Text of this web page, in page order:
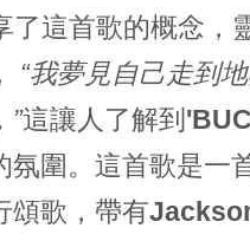
了這首歌的概念，
“我夢見自己走到
”這讓人了解到
氛圍。這首歌是一
頌歌，帶有